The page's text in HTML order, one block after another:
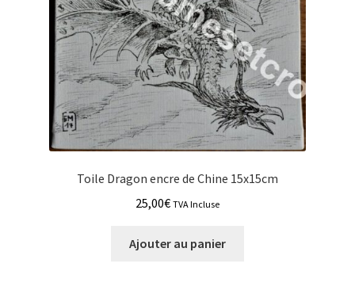
Toile Dragon encre de Chine 15x15cm
25,00€ TVA Incluse
Ajouter au panier